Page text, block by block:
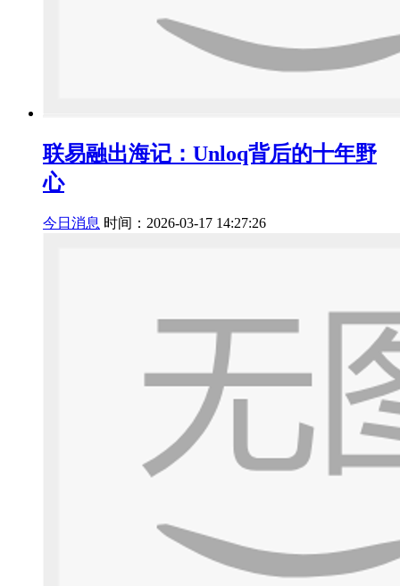
联易融出海记：Unloq背后的十年野
心
今日消息 时间：2026-03-17 14:27:26